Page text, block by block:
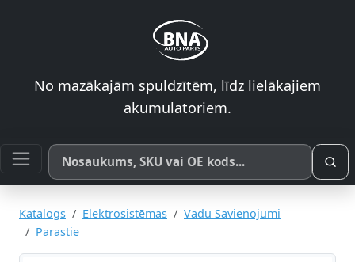
No mazākajām spuldzītēm, līdz lielākajiem
akumulatoriem.
Meklēt pēc produkta nosaukuma, SKU vai OE koda
Katalogs Elektrosistēmas
Vadu Savienojumi
Parastie